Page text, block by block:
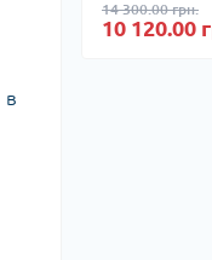
14 300.00 грн.
10 120.00
в